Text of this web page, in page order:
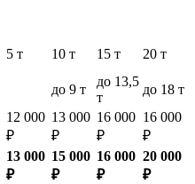
5 т 10 т 15 т 20 т
до 9 т
до 13,5
т
до 18 т
12 000
₽
13 000
₽
16 000
₽
16 000
₽
13 000
₽
15 000
₽
16 000
₽
20 000
₽